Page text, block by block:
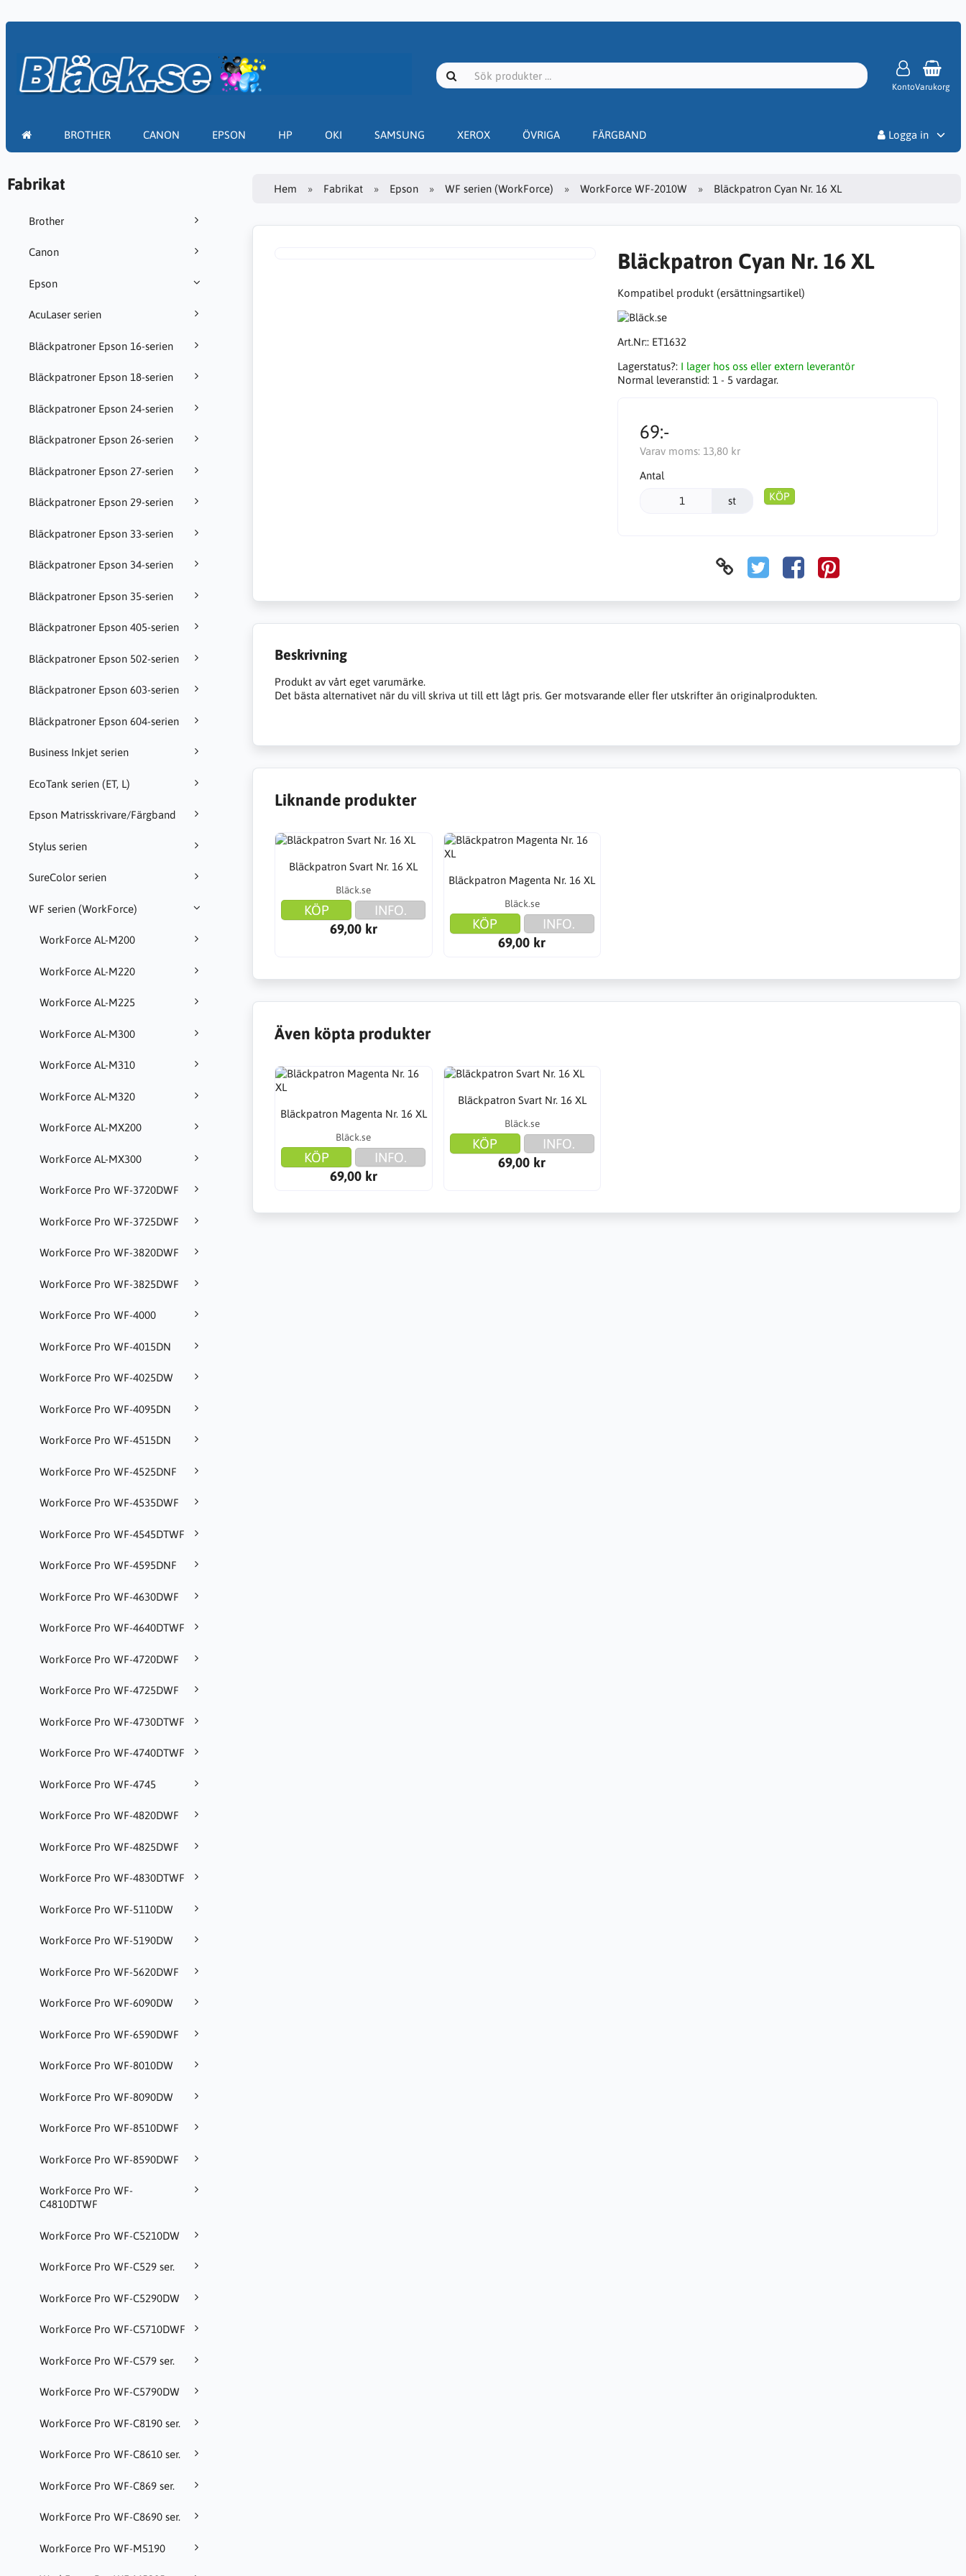
KontoVarukorg
BROTHER CANON EPSON HP OKI SAMSUNG XEROX ÖVRIGA FÄRGBAND
Logga in
Fabrikat
Brother
Canon
Epson
AcuLaser serien
Bläckpatroner Epson 16-serien
Bläckpatroner Epson 18-serien
Bläckpatroner Epson 24-serien
Bläckpatroner Epson 26-serien
Bläckpatroner Epson 27-serien
Bläckpatroner Epson 29-serien
Bläckpatroner Epson 33-serien
Bläckpatroner Epson 34-serien
Bläckpatroner Epson 35-serien
Bläckpatroner Epson 405-serien
Bläckpatroner Epson 502-serien
Bläckpatroner Epson 603-serien
Bläckpatroner Epson 604-serien
Business Inkjet serien
EcoTank serien (ET, L)
Epson Matrisskrivare/Färgband
Stylus serien
SureColor serien
WF serien (WorkForce)
WorkForce AL-M200
WorkForce AL-M220
WorkForce AL-M225
WorkForce AL-M300
WorkForce AL-M310
WorkForce AL-M320
WorkForce AL-MX200
WorkForce AL-MX300
WorkForce Pro WF-3720DWF
WorkForce Pro WF-3725DWF
WorkForce Pro WF-3820DWF
WorkForce Pro WF-3825DWF
WorkForce Pro WF-4000
WorkForce Pro WF-4015DN
WorkForce Pro WF-4025DW
WorkForce Pro WF-4095DN
WorkForce Pro WF-4515DN
WorkForce Pro WF-4525DNF
WorkForce Pro WF-4535DWF
WorkForce Pro WF-4545DTWF
WorkForce Pro WF-4595DNF
WorkForce Pro WF-4630DWF
WorkForce Pro WF-4640DTWF
WorkForce Pro WF-4720DWF
WorkForce Pro WF-4725DWF
WorkForce Pro WF-4730DTWF
WorkForce Pro WF-4740DTWF
WorkForce Pro WF-4745
WorkForce Pro WF-4820DWF
WorkForce Pro WF-4825DWF
WorkForce Pro WF-4830DTWF
WorkForce Pro WF-5110DW
WorkForce Pro WF-5190DW
WorkForce Pro WF-5620DWF
WorkForce Pro WF-6090DW
WorkForce Pro WF-6590DWF
WorkForce Pro WF-8010DW
WorkForce Pro WF-8090DW
WorkForce Pro WF-8510DWF
WorkForce Pro WF-8590DWF
WorkForce Pro WF-
C4810DTWF
WorkForce Pro WF-C5210DW
WorkForce Pro WF-C529 ser.
WorkForce Pro WF-C5290DW
WorkForce Pro WF-C5710DWF
WorkForce Pro WF-C579 ser.
WorkForce Pro WF-C5790DW
WorkForce Pro WF-C8190 ser.
WorkForce Pro WF-C8610 ser.
WorkForce Pro WF-C869 ser.
WorkForce Pro WF-C8690 ser.
WorkForce Pro WF-M5190
Hem Fabrikat Epson WF serien (WorkForce) WorkForce WF-2010W Bläckpatron Cyan Nr. 16 XL
Bläckpatron Cyan Nr. 16 XL
Kompatibel produkt (ersättningsartikel)
Art.Nr:: ET1632
Lagerstatus?: I lager hos oss eller extern leverantör
Normal leveranstid: 1 - 5 vardagar.
69:-
Varav moms: 13,80 kr
Antal
st KÖP
Beskrivning
Produkt av vårt eget varumärke.
Det bästa alternativet när du vill skriva ut till ett lågt pris. Ger motsvarande eller fler utskrifter än originalprodukten.
Liknande produkter
Bläckpatron Svart Nr. 16 XL
Bläck.se
KÖP
INFO.
69,00 kr
Bläckpatron Magenta Nr. 16 XL
Bläck.se
KÖP
INFO.
69,00 kr
Även köpta produkter
Bläckpatron Magenta Nr. 16 XL
Bläck.se
KÖP
INFO.
69,00 kr
Bläckpatron Svart Nr. 16 XL
Bläck.se
KÖP
INFO.
69,00 kr